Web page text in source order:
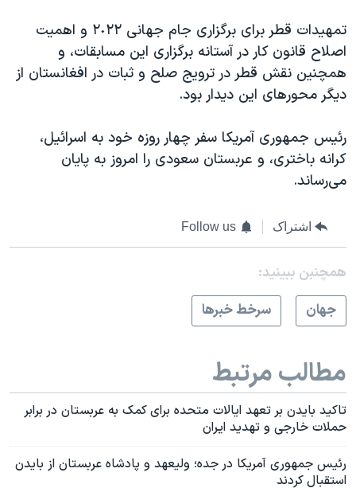
تمهیدات قطر برای برگزاری جام جهانی ٢٠٢٢ و اهمیت
اصلاح قانون کار در آستانه برگزاری این مسابقات، و
همچنین نقش قطر در ترویج صلح و ثبات در افغانستان از
دیگر محورهای این دیدار بود.
رئیس جمهوری آمریکا سفر چهار روزه خود به اسرائیل،
کرانه باختری، و عربستان سعودی را امروز به پایان
می‌رساند.
اشتراک Follow us
همچنبن ببینید:
جهان
سرخط خبرها
مطالب مرتبط
تاکید بایدن بر تعهد ایالات متحده برای کمک به عربستان در برابر
حملات خارجی و تهدید ایران
رئیس جمهوری آمریکا در جده؛ ولیعهد و پادشاه عربستان از بایدن
استقبال کردند